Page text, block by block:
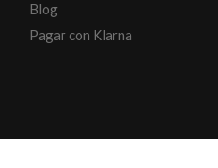
Blog
Pagar con Klarna